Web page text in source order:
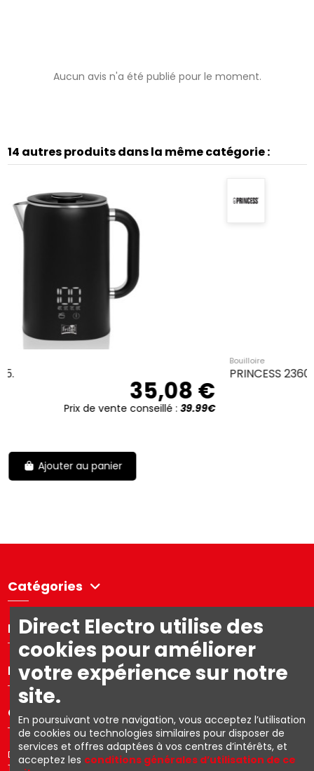
Aucun avis n'a été publié pour le moment.
14 autres produits dans la même catégorie :
Prix de vente conseillé :
Catégories
Directelectro
Mon compte
Contact us
Directelectro est la boutique en ligne B2C d'Ets. R. Van den Berg SA –
TVA: BE0403.153.576
Direct Electro utilise des
cookies pour améliorer
votre expérience sur notre
site.
En poursuivant votre navigation, vous acceptez l’utilisation
de cookies ou technologies similaires pour disposer de
services et offres adaptées à vos centres d’intérêts, et
acceptez les conditions générales d’utilisation de ce